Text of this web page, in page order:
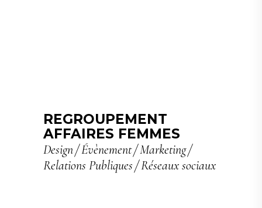
REGROUPEMENT
AFFAIRES FEMMES
Design Évènement Marketing
Relations Publiques Réseaux sociaux